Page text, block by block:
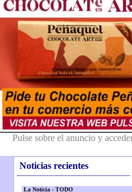
Noticias recientes
-----------------------------------------------------------------